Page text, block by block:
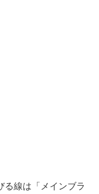
る線は「メインブラ